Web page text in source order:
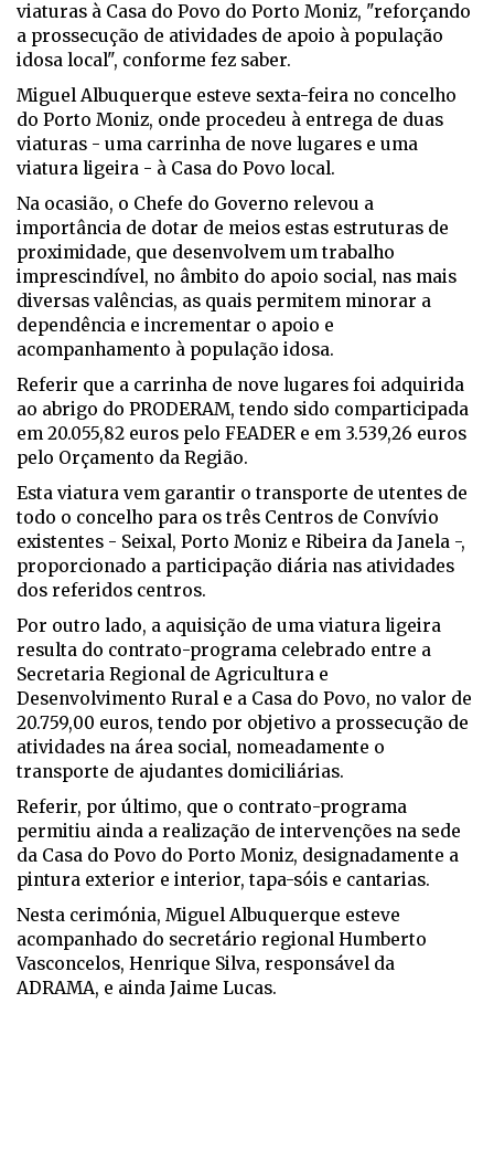
viaturas à Casa do Povo do Porto Moniz, "reforçando
a prossecução de atividades de apoio à população
idosa local", conforme fez saber.
Miguel Albuquerque esteve sexta-feira no concelho
do Porto Moniz, onde procedeu à entrega de duas
viaturas - uma carrinha de nove lugares e uma
viatura ligeira - à Casa do Povo local.
Na ocasião, o Chefe do Governo relevou a
importância de dotar de meios estas estruturas de
proximidade, que desenvolvem um trabalho
imprescindível, no âmbito do apoio social, nas mais
diversas valências, as quais permitem minorar a
dependência e incrementar o apoio e
acompanhamento à população idosa.
Referir que a carrinha de nove lugares foi adquirida
ao abrigo do PRODERAM, tendo sido comparticipada
em 20.055,82 euros pelo FEADER e em 3.539,26 euros
pelo Orçamento da Região.
Esta viatura vem garantir o transporte de utentes de
todo o concelho para os três Centros de Convívio
existentes - Seixal, Porto Moniz e Ribeira da Janela -,
proporcionado a participação diária nas atividades
dos referidos centros.
Por outro lado, a aquisição de uma viatura ligeira
resulta do contrato-programa celebrado entre a
Secretaria Regional de Agricultura e
Desenvolvimento Rural e a Casa do Povo, no valor de
20.759,00 euros, tendo por objetivo a prossecução de
atividades na área social, nomeadamente o
transporte de ajudantes domiciliárias.
Referir, por último, que o contrato-programa
permitiu ainda a realização de intervenções na sede
da Casa do Povo do Porto Moniz, designadamente a
pintura exterior e interior, tapa-sóis e cantarias.
Nesta cerimónia, Miguel Albuquerque esteve
acompanhado do secretário regional Humberto
Vasconcelos, Henrique Silva, responsável da
ADRAMA, e ainda Jaime Lucas.